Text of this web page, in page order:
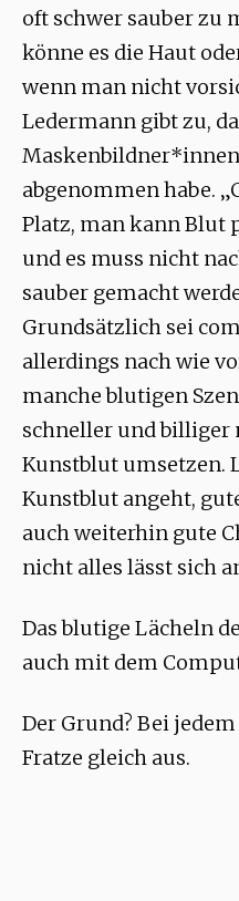
oft schwer sauber zu
könne es die Haut
wenn man nicht
Ledermann gibt zu,
abgenommen habe.
Platz, man kann Blut
und es muss nicht
sauber gemacht
Grundsätzlich sei
allerdings nach wie
manche blutigen
schneller und billiger
Kunstblut umsetzen.
Kunstblut angeht,
auch weiterhin gute
nicht alles lässt sich
Das blutige Lächeln
auch mit dem
Der Grund? Bei
Fratze gleich aus.